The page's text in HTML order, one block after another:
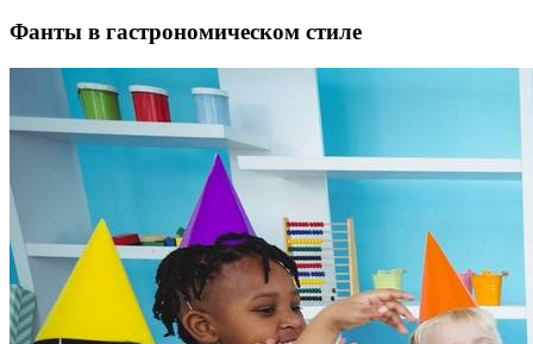
Фанты в гастрономическом стиле